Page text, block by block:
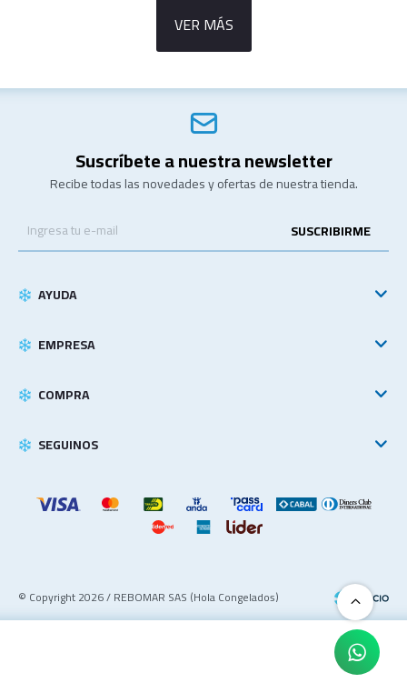
VER MÁS
Suscríbete a nuestra newsletter
Recibe todas las novedades y ofertas de nuestra tienda.
SUSCRIBIRME
AYUDA
EMPRESA
COMPRA
SEGUINOS
© Copyright 2026 / REBOMAR SAS (Hola Congelados)